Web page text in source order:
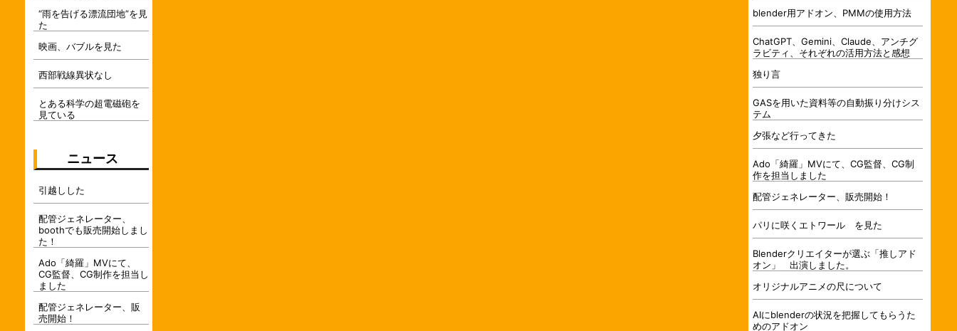
blender用アドオン、PMMの使用方法
ChatGPT、Gemini、Claude、アンチグ
ラビティ、それぞれの活用方法と感想
独り言
GASを用いた資料等の自動振り分けシス
テム
夕張など行ってきた
Ado「綺羅」MVにて、CG監督、CG制
作を担当しました
配管ジェネレーター、販売開始！
パリに咲くエトワール を見た
Blenderクリエイターが選ぶ「推しアド
オン」 出演しました。
オリジナルアニメの尺について
AIにblenderの状況を把握してもらうた
めのアドオン
“雨を告げる漂流団地”を見
た
映画、バブルを見た
西部戦線異状なし
とある科学の超電磁砲を
見ている
ニュース
引越しした
配管ジェネレーター、
boothでも販売開始しまし
た！
Ado「綺羅」MVにて、
CG監督、CG制作を担当し
ました
配管ジェネレーター、販
売開始！